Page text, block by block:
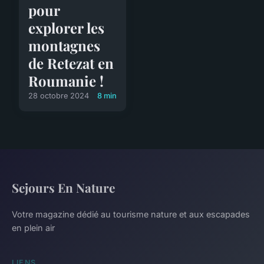
pour
explorer les
montagnes
de Retezat en
Roumanie !
28 octobre 2024 8 min
Sejours En Nature
Votre magazine dédié au tourisme nature et aux escapades
en plein air